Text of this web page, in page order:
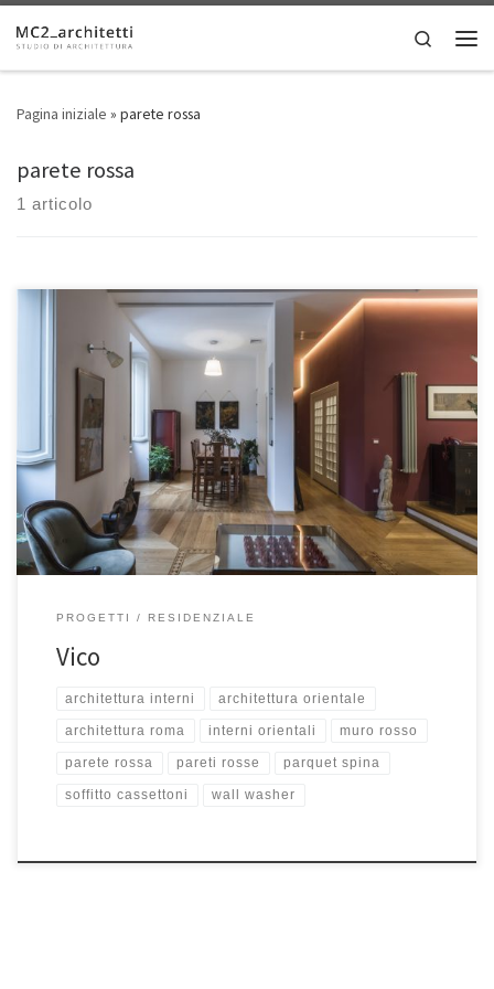
Skip to content
Search
Pagina iniziale » parete rossa
parete rossa
1 articolo
• Luogo: Roma, Italia • Dimensioni: 120 mq Proprietario di questa
signorile abitazione del centro storico è un celebre cantante rock
cinese da poco trasferitosi a Roma. Il desiderio suo e della sua
famiglia era quello di abitare in una casa di impronta classica romana
ma con richiami alla tradizione […]
PROGETTI RESIDENZIALE
Vico
architettura interni architettura orientale
architettura roma interni orientali muro rosso
parete rossa pareti rosse parquet spina
soffitto cassettoni wall washer